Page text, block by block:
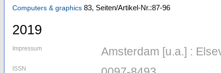
Computers & graphics 83, Seiten/Artikel-Nr.:87-96
2019
Impressum Amsterdam [u.a.] :
ISSN